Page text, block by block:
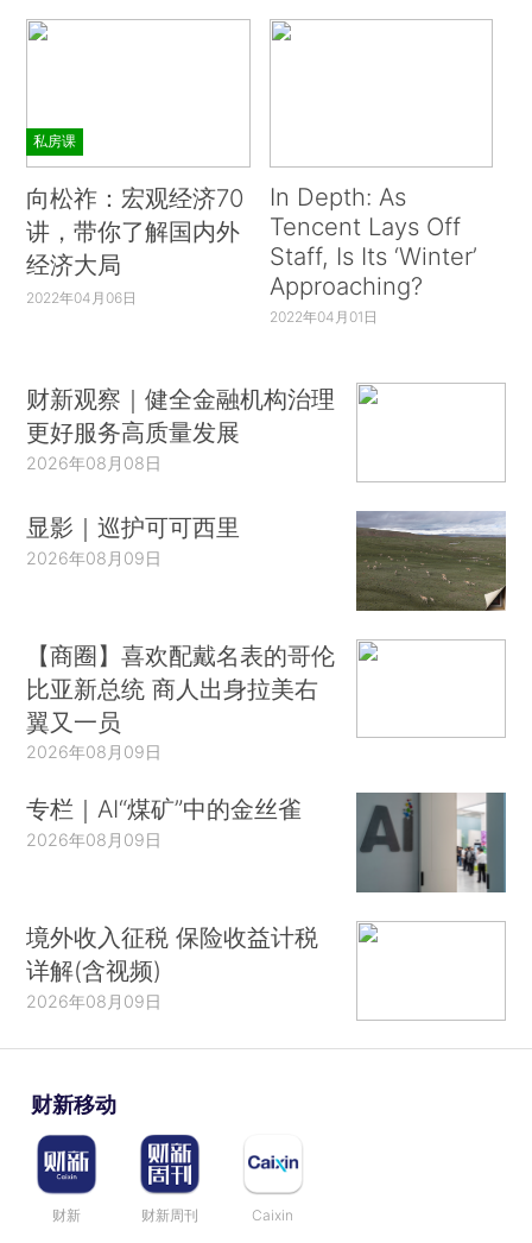
私房课
向松祚：宏观经济70
讲，带你了解国内外
经济大局
2022年04月06日
In Depth: As
Tencent Lays Off
Staff, Is Its ‘Winter’
Approaching?
2022年04月01日
财新观察｜健全金融机构治理
更好服务高质量发展
2026年08月08日
显影｜巡护可可西里
2026年08月09日
【商圈】喜欢配戴名表的哥伦
比亚新总统 商人出身拉美右
翼又一员
2026年08月09日
专栏｜AI“煤矿”中的金丝雀
2026年08月09日
境外收入征税 保险收益计税
详解(含视频)
2026年08月09日
财新移动
财新 财新周刊 Caixin